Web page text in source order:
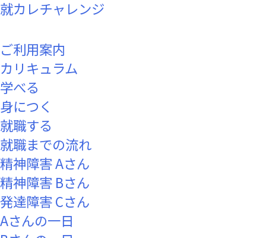
就カレチャレンジ
ご利用案内
カリキュラム
学べる
身につく
就職する
就職までの流れ
精神障害 Aさん
精神障害 Bさん
発達障害 Cさん
Aさんの一日